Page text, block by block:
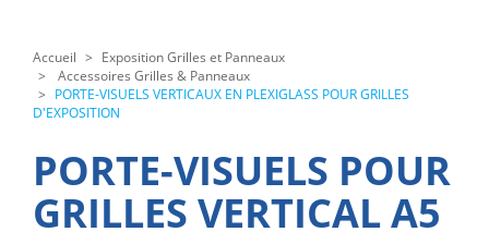
Accueil
Exposition Grilles et Panneaux
Accessoires Grilles & Panneaux
PORTE-VISUELS VERTICAUX EN PLEXIGLASS POUR GRILLES
D'EXPOSITION
PORTE-VISUELS POUR
GRILLES VERTICAL A5